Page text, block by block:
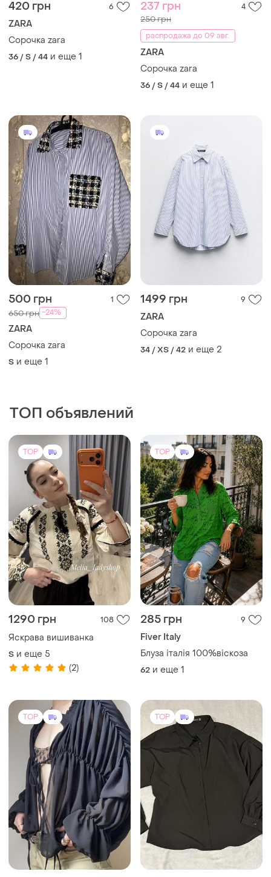
420 грн 6
ZARA
Сорочка zara
36 / S / 44 и еще 1
237 грн 4
250 грн
распродажа до 09 авг.
ZARA
Сорочка zara
36 / S / 44 и еще 1
500 грн 1
650 грн -24%
ZARA
Сорочка zara
S и еще 1
1499 грн 9
ZARA
Сорочка zara
34 / XS / 42 и еще 2
ТОП объявлений
TOP
1290 грн 108
Яскрава вишиванка
S и еще 5
(2)
TOP
285 грн 9
Fiver Italy
Блуза італія 100%віскоза
62 и еще 1
TOP TOP